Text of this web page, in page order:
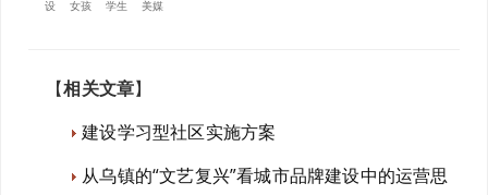
设
女孩 学生 美媒
【相关文章】
建设学习型社区实施方案
从乌镇的“文艺复兴”看城市品牌建设中的运营思